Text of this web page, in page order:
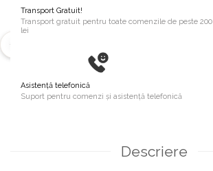
Transport Gratuit!
Transport gratuit pentru toate comenzile de peste 200
lei
Asistență telefonică
Suport pentru comenzi și asistență telefonică
Descriere